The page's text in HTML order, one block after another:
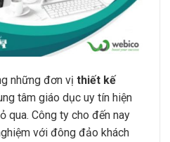
những đơn vị thiết kế
tâm giáo dục uy tín hiện
qua. Công ty cho đến nay
với đông đảo khách